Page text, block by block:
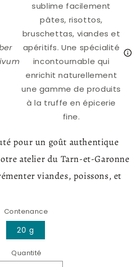
sublime facilement
pâtes, risottos,
bruschettas, viandes et
apéritifs. Une spécialité
incontournable qui
enrichit naturellement
une gamme de produits
à la truffe en épicerie
fine.
pour un goût authentique
atelier du Tarn-et-Garonne
viandes, poissons, et
Contenance
20 g
Quantité